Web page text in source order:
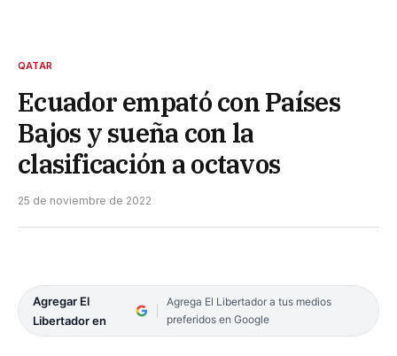
QATAR
Ecuador empató con Países
Bajos y sueña con la
clasificación a octavos
25 de noviembre de 2022
Agregar El
Libertador en
Agrega El Libertador a tus medios
preferidos en Google